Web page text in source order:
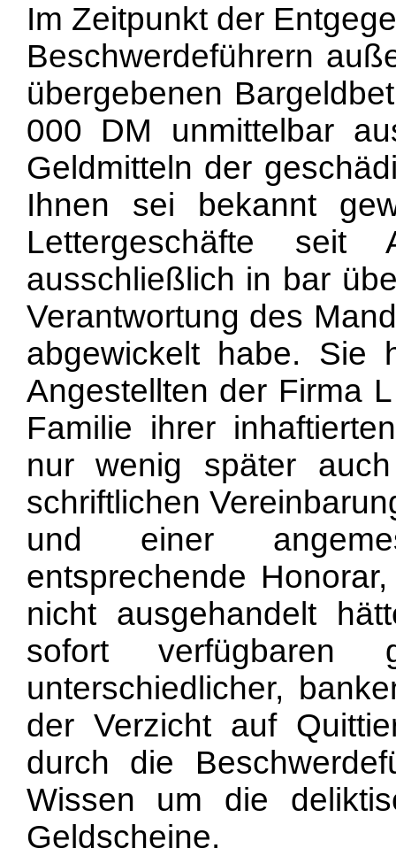
Im Zeitpunkt der
Beschwerdeführern
übergebenen
000 DM unmittelbar
Geldmitteln der
Ihnen sei bekannt
Lettergeschäfte
ausschließlich in bar
Verantwortung des
abgewickelt habe. Sie
Angestellten der Firma
Familie ihrer
nur wenig später
schriftlichen
und einer
entsprechende
nicht ausgehandelt
sofort verfügbaren
unterschiedlicher,
der Verzicht auf
durch die
Wissen um die
Geldscheine.